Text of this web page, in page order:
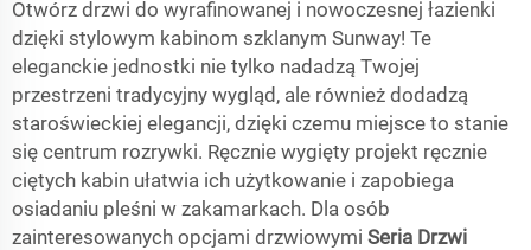
Otwórz drzwi do wyrafinowanej i nowoczesnej łazienki
dzięki stylowym kabinom szklanym Sunway! Te
eleganckie jednostki nie tylko nadadzą Twojej
przestrzeni tradycyjny wygląd, ale również dodadzą
staroświeckiej elegancji, dzięki czemu miejsce to stanie
się centrum rozrywki. Ręcznie wygięty projekt ręcznie
ciętych kabin ułatwia ich użytkowanie i zapobiega
osiadaniu pleśni w zakamarkach. Dla osób
zainteresowanych opcjami drzwiowymi Seria Drzwi